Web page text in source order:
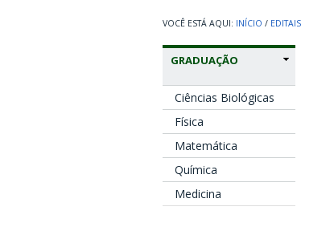
INÍCIO / EDITAIS
GRADUAÇÃO
Ciências Biológicas
Física
Matemática
Química
Medicina